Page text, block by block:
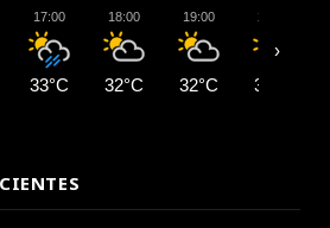
17:00
33°C
18:00
32°C
19:00
32°C
20:00
31°C
›